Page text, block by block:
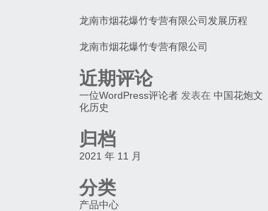
龙南市烟花爆竹专营有限公司发展历程
龙南市烟花爆竹专营有限公司
近期评论
一位WordPress评论者 发表在 中国花炮文
化历史
归档
2021 年 11 月
分类
产品中心